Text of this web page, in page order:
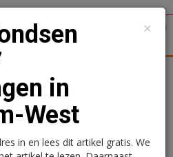
Kantoren
kopen
in
×
in
West
in en lees dit artikel gratis. We